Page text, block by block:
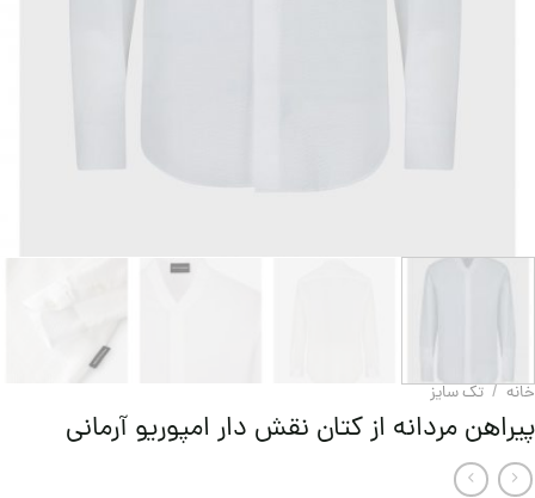
خانه / تک سایز
پیراهن مردانه از کتان نقش دار امپوریو آرمانی